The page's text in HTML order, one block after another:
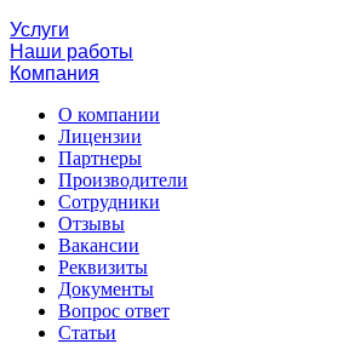
Услуги
Наши работы
Компания
О компании
Лицензии
Партнеры
Производители
Сотрудники
Отзывы
Вакансии
Реквизиты
Документы
Вопрос ответ
Статьи